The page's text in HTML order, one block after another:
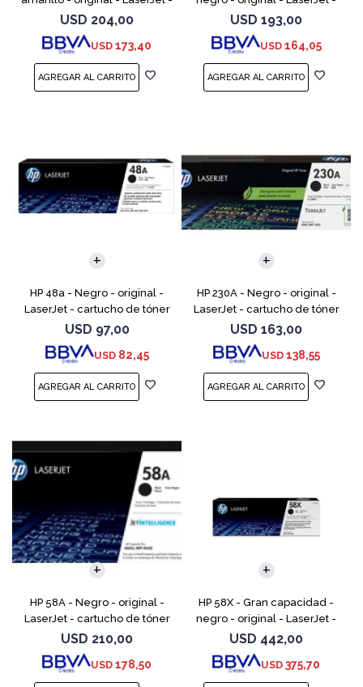
cartucho de tóner (CF502X) -
para Color LaserJet Pro
M254dw, M254n
USD 204,00
USD 173,40
cartucho de tóner (CF500X) -
para Color LaserJet Pro
M254dw, M254nw,
USD 193,00
USD 164,05
HP 48a - Negro - original -
LaserJet - cartucho de tóner
(CF248A) - para LaserJet Pro
M15a, MFP M28a, MFP M28w,
MFP M31w
USD 97,00
USD 82,45
HP 230A - Negro - original -
LaserJet - cartucho de tóner
(W2300A) - para Color
LaserJet Pro 4201, 4203, MFP
4301, MFP 4303
USD 163,00
USD 138,55
HP 58A - Negro - original -
LaserJet - cartucho de tóner
(CF258A) - para LaserJet Pro
M404dn, M404dw, M404n,
M428fdw, MFP M428dw
USD 210,00
USD 178,50
HP 58X - Gran capacidad -
negro - original - LaserJet -
cartucho de tóner (CF258X) -
para LaserJet Pro M404dn,
M404dw, M404n, M4
USD 442,00
USD 375,70